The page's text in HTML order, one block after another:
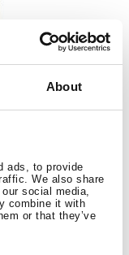
About
ads, to provide
We also share
social media,
combine it with
or that they’ve